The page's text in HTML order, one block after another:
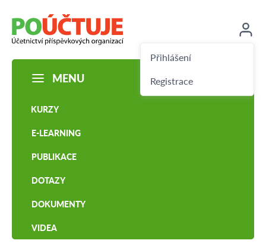
Přihlášení
Registrace
MENU
KURZY
E-LEARNING
PUBLIKACE
DOTAZY
DOKUMENTY
VIDEA